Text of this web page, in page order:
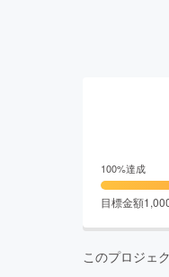
100%達成
目標金額
このプロジェク